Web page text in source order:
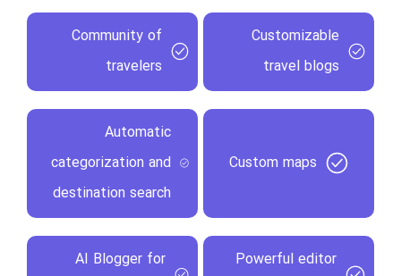
Customizable
travel blogs
Community of
travelers
Custom maps
Automatic
categorization and
destination search
Powerful editor
AI Blogger for